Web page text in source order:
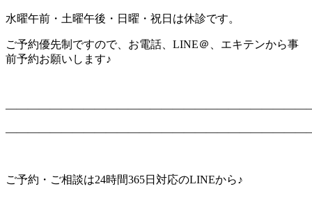
水曜午前・土曜午後・日曜・祝日は休診です。
ご予約優先制ですので、お電話、 LINE＠、エキテンから事
前予約お願いします♪
ご予約・ご相談は24時間365日対応のLINEから♪